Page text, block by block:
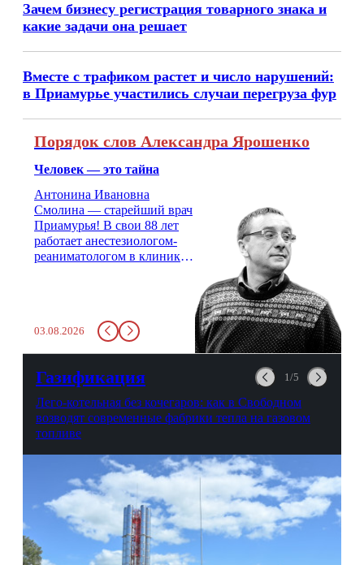
Зачем бизнесу регистрация товарного знака и
какие задачи она решает
Вместе с трафиком растет и число нарушений:
в Приамурье участились случаи перегруза фур
Порядок слов Александра Ярошенко
Человек — это тайна
Антонина Ивановна
Смолина — старейший врач
Приамурья! В свои 88 лет
работает анестезиологом-
реаниматологом в клинике
стажем о жизни, смерти
душе и духе. Откровенно о
03.08.2026
Газификация 1/5
Лего-котельная без кочегаров: как в Свободном
возводят современные фабрики тепла на газовом
топливе